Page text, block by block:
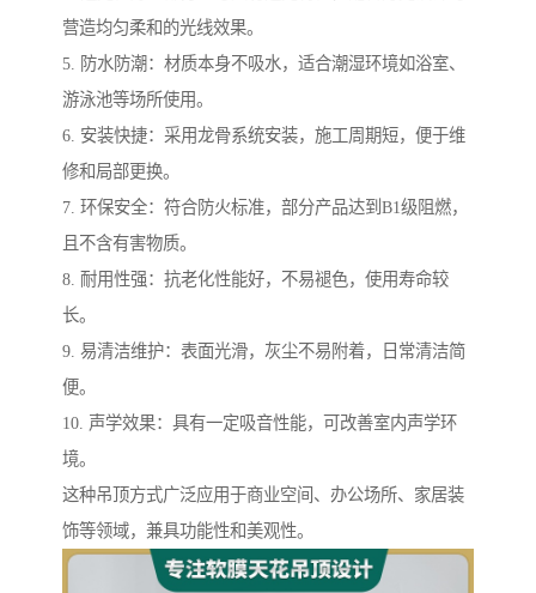
营造均匀柔和的光线效果。
5. 防水防潮：材质本身不吸水，适合潮湿环境如浴室、
游泳池等场所使用。
6. 安装快捷：采用龙骨系统安装，施工周期短，便于维
修和局部更换。
7. 环保安全：符合防火标准，部分产品达到B1级阻燃，
且不含有害物质。
8. 耐用性强：抗老化性能好，不易褪色，使用寿命较
长。
9. 易清洁维护：表面光滑，灰尘不易附着，日常清洁简
便。
10. 声学效果：具有一定吸音性能，可改善室内声学环
境。
这种吊顶方式广泛应用于商业空间、办公场所、家居装
饰等领域，兼具功能性和美观性。